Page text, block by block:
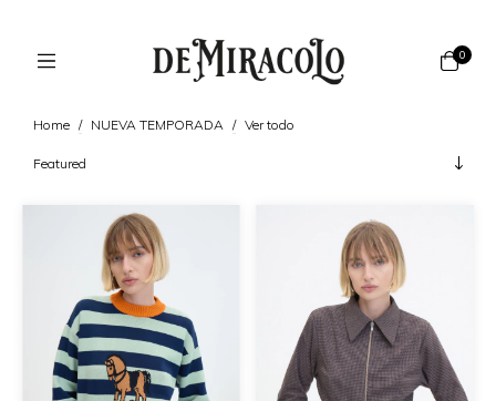
0
Home / NUEVA TEMPORADA / Ver todo